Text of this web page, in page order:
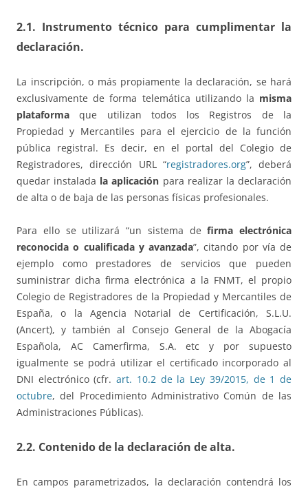
2.1. Instrumento técnico para cumplimentar la
declaración.
La inscripción, o más propiamente la declaración, se hará
exclusivamente de forma telemática utilizando la misma
plataforma que utilizan todos los Registros de la
Propiedad y Mercantiles para el ejercicio de la función
pública registral. Es decir, en el portal del Colegio de
Registradores, dirección URL “registradores.org”, deberá
quedar instalada la aplicación para realizar la declaración
de alta o de baja de las personas físicas profesionales.
Para ello se utilizará “un sistema defirma electrónica
reconocida o cualificada y avanzada”, citando por vía de
ejemplo como prestadores de servicios que pueden
suministrar dicha firma electrónica a la FNMT, el propio
Colegio de Registradores de la Propiedad y Mercantiles de
España, o la Agencia Notarial de Certificación, S.L.U.
(Ancert), y también al Consejo General de la Abogacía
Española, AC Camerfirma, S.A. etc y por supuesto
igualmente se podrá utilizar el certificado incorporado al
DNI electrónico (cfr.art. 10.2 de la Ley 39/2015, de 1 de
octubre, del Procedimiento Administrativo Común de las
Administraciones Públicas).
2.2. Contenido de la declaración de alta.
En campos parametrizados, la declaración contendrá los